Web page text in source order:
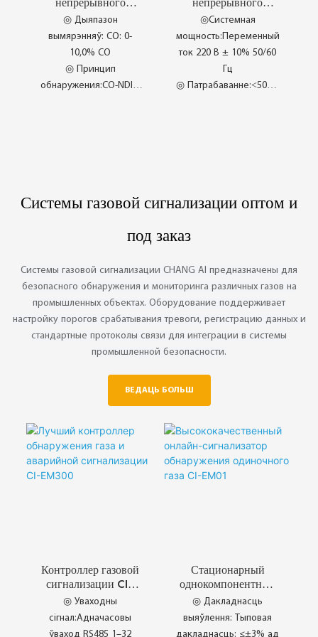
высокая
прадукцыйнасць
◎ Гарантаваная
стабільная якасць
◎ Міжнародныя
перадавыя тэхналогіі
◎ Абсталяванне
Поўная ачыстка
мониторинга
циркулирующего
газа печей СТК CI-
XT300
◎ Дыяпазон
вымярэнняў: CO: 0-
10,0% CO
◎ Принцип
обнаружения:CO-NDIR,
10% 50/60 Гц
адбору проб помпы
газового анализа для
газогенераторных
установок CI-
XT6400
◎Системная
мощность:Переменный
ток 220 В ± 10% 50/60
Гц
◎ Патрабаванне:<50ВА
◎ Адбор проб паветра
газавы проба
Системы газовой сигнализации оптом и
под заказ
Системы газовой сигнализации CHANG AI предназначены для
безопасного обнаружения и мониторинга различных газов на
промышленных объектах. Оборудование поддерживает
настройку порогов срабатывания тревоги, регистрацию данных и
стандартные протоколы связи для интеграции в системы
промышленной безопасности.
ВЕДАЦЬ БОЛЬШ
Контроллер газовой
сигнализации CI-
EM300
◎ Уваходны
сігнал:Адначасовы
ўваход RS485 1–32
Стационарный
однокомпонентный
детектор-
сигнализатор газа
◎ Дакладнасць
выяўлення: Тыповая
дакладнасць: ≤±3% ад